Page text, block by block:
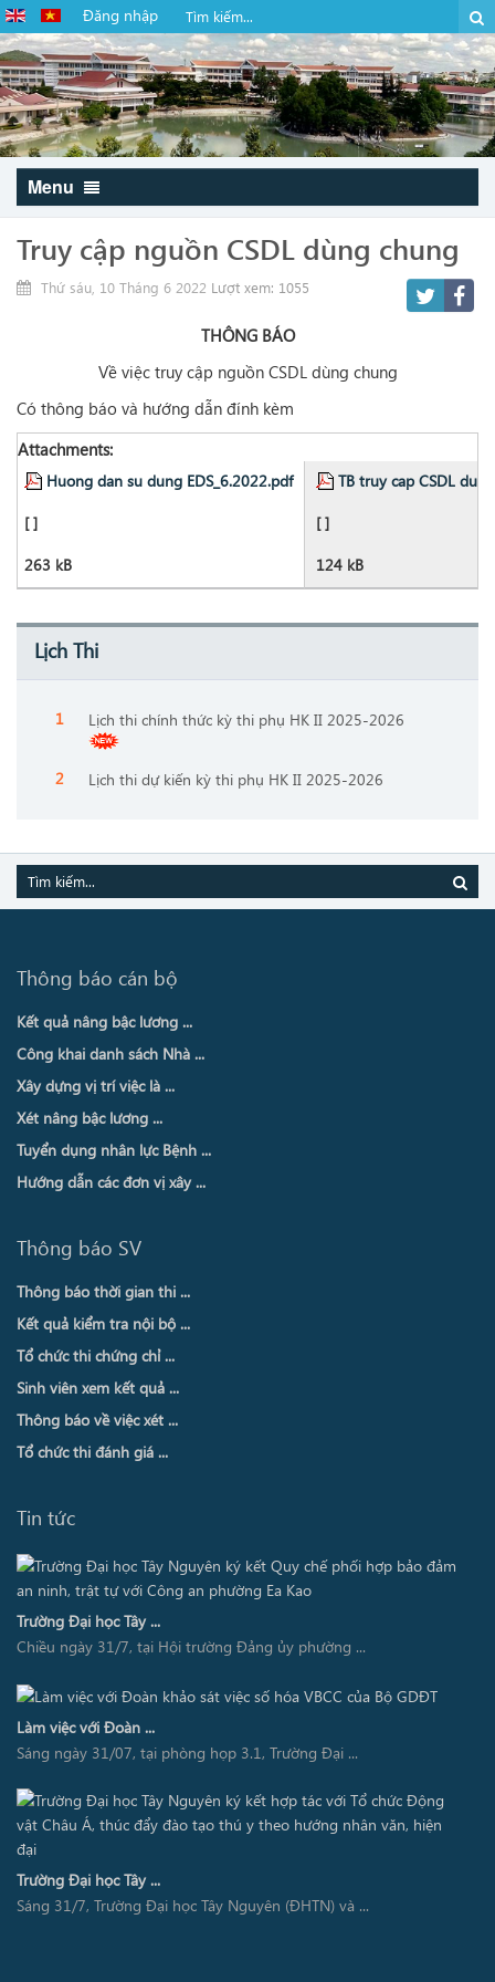
Đăng nhập
Menu
Truy cập nguồn CSDL dùng chung
Thứ sáu, 10 Tháng 6 2022 Lượt xem: 1055
THÔNG BÁO
Về việc truy cập nguồn CSDL dùng chung
Có thông báo và hướng dẫn đính kèm
Attachments:
Huong dan su dung EDS_6.2022.pdf
[ ]
263 kB
TB truy cap CSDL
[ ]
124 kB
Lịch Thi
Lịch thi chính thức kỳ thi phụ HK II 2025-2026
Lịch thi dự kiến kỳ thi phụ HK II 2025-2026
Thông báo cán bộ
Kết quả nâng bậc lương ...
Công khai danh sách Nhà ...
Xây dựng vị trí việc là ...
Xét nâng bậc lương ...
Tuyển dụng nhân lực Bệnh ...
Hướng dẫn các đơn vị xây ...
Thông báo SV
Thông báo thời gian thi ...
Kết quả kiểm tra nội bộ ...
Tổ chức thi chứng chỉ ...
Sinh viên xem kết quả ...
Thông báo về việc xét ...
Tổ chức thi đánh giá ...
Tin tức
Trường Đại học Tây ...
Chiều ngày 31/7, tại Hội trường Đảng ủy phường ...
Làm việc với Đoàn ...
Sáng ngày 31/07, tại phòng họp 3.1, Trường Đại ...
Trường Đại học Tây ...
Sáng 31/7, Trường Đại học Tây Nguyên (ĐHTN) và ...